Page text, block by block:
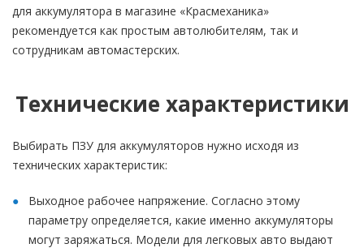
для аккумулятора в магазине «Красмеханика»
рекомендуется как простым автолюбителям, так и
сотрудникам автомастерских.
Технические характеристики
Выбирать ПЗУ для аккумуляторов нужно исходя из
технических характеристик:
Выходное рабочее напряжение. Согласно этому
параметру определяется, какие именно аккумуляторы
могут заряжаться. Модели для легковых авто выдают